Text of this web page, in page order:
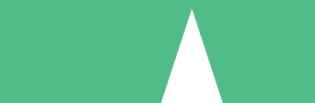
5 Descargas
15